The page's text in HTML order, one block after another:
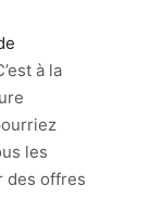
à la
les
des offres